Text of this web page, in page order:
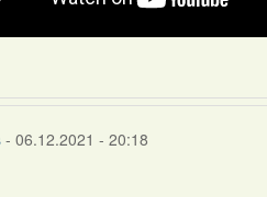
- 06.12.2021 - 20:18